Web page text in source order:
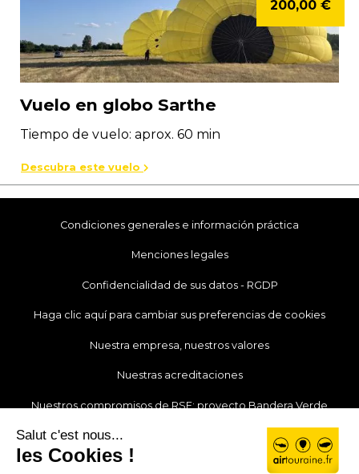
Vuelo en globo Sarthe
Tiempo de vuelo: aprox. 60 min
200,00 €
Descubra este vuelo
Condiciones generales e información práctica
Menciones legales
Confidencialidad de sus datos - RGDP
Haga clic aquí para cambiar sus preferencias de cookies
Nuestra empresa, nuestros valores
Nuestras acreditaciones
Nuestros compromisos de RSE: proyecto Bandera Verde
Nuestros colaboradores